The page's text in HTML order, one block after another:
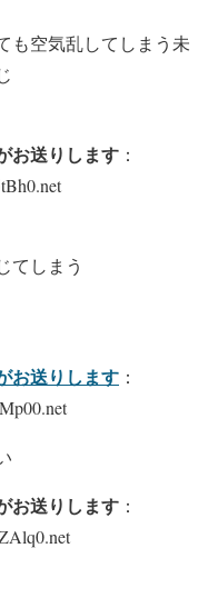
も空気乱してしまう未
お送りします ：
てしまう
お送りします ：
お送りします ：